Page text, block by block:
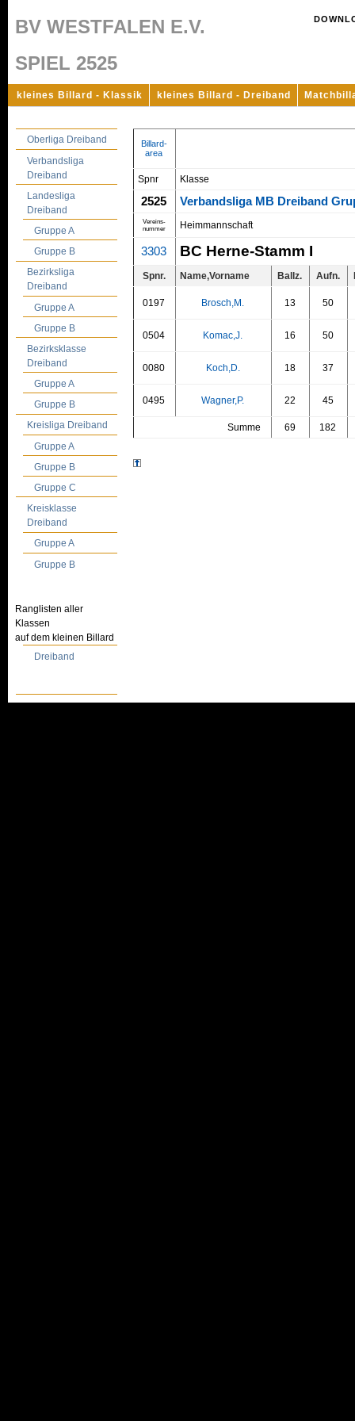
BV WESTFALEN E.V.
SPIEL 2525
kleines Billard - Klassik kleines Billard - Dreiband
Oberliga Dreiband
Verbandsliga
Dreiband
Landesliga
Dreiband
Gruppe A
Gruppe B
Bezirksliga
Dreiband
Gruppe A
Gruppe B
Bezirksklasse
Dreiband
Gruppe A
Gruppe B
Kreisliga Dreiband
Gruppe A
Gruppe B
Gruppe C
Kreisklasse
Dreiband
Gruppe A
Gruppe B
Ranglisten aller
Klassen
auf dem kleinen Billard
Dreiband
Billard-
area
Spnr Klasse
2525 Verbandsliga MB Dreiband
Vereins-
nummer
Heimmannschaft
3303 BC Herne-Stamm I
Spnr. Name,Vorname Ballz. Aufn.
0197 Brosch,M. 13 50
0504 Komac,J. 16 50
0080 Koch,D. 18 37
0495 Wagner,P. 22 45
Summe 69 182